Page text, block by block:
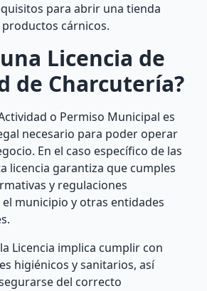
para abrir una tienda
cárnicos.
Licencia de
de Charcutería?
o Permiso Municipal es
necesario para poder operar
En el caso específico de las
licencia garantiza que cumples
y regulaciones
municipio y otras entidades
Licencia implica cumplir con
higiénicos y sanitarios, así
del correcto